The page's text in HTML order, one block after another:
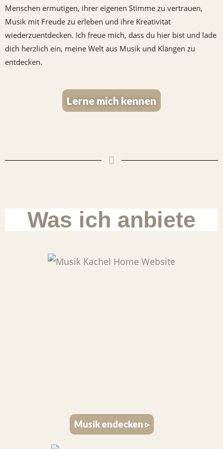
Menschen ermutigen, ihrer eigenen Stimme zu vertrauen,
Musik mit Freude zu erleben und ihre Kreativität
wiederzuentdecken. Ich freue mich, dass du hier bist und lade
dich herzlich ein, meine Welt aus Musik und Klängen zu
entdecken.
Lerne mich kennen
Was ich anbiete
Musik endecken ▹